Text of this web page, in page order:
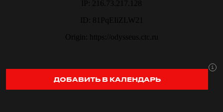
ДОБАВИТЬ В КАЛЕНДАРЬ